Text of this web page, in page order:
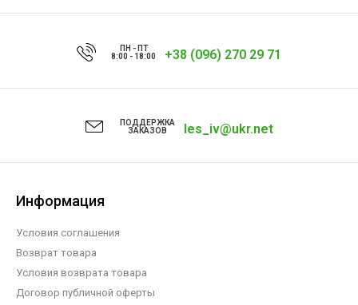
ПН - ПТ
8:00 - 18:00
+38 (096) 270 29 71
ПОДДЕРЖКА
ЗАКАЗОВ
les_iv@ukr.net
Информация
Условия соглашения
Возврат товара
Условия возврата товара
Договор публичной оферты